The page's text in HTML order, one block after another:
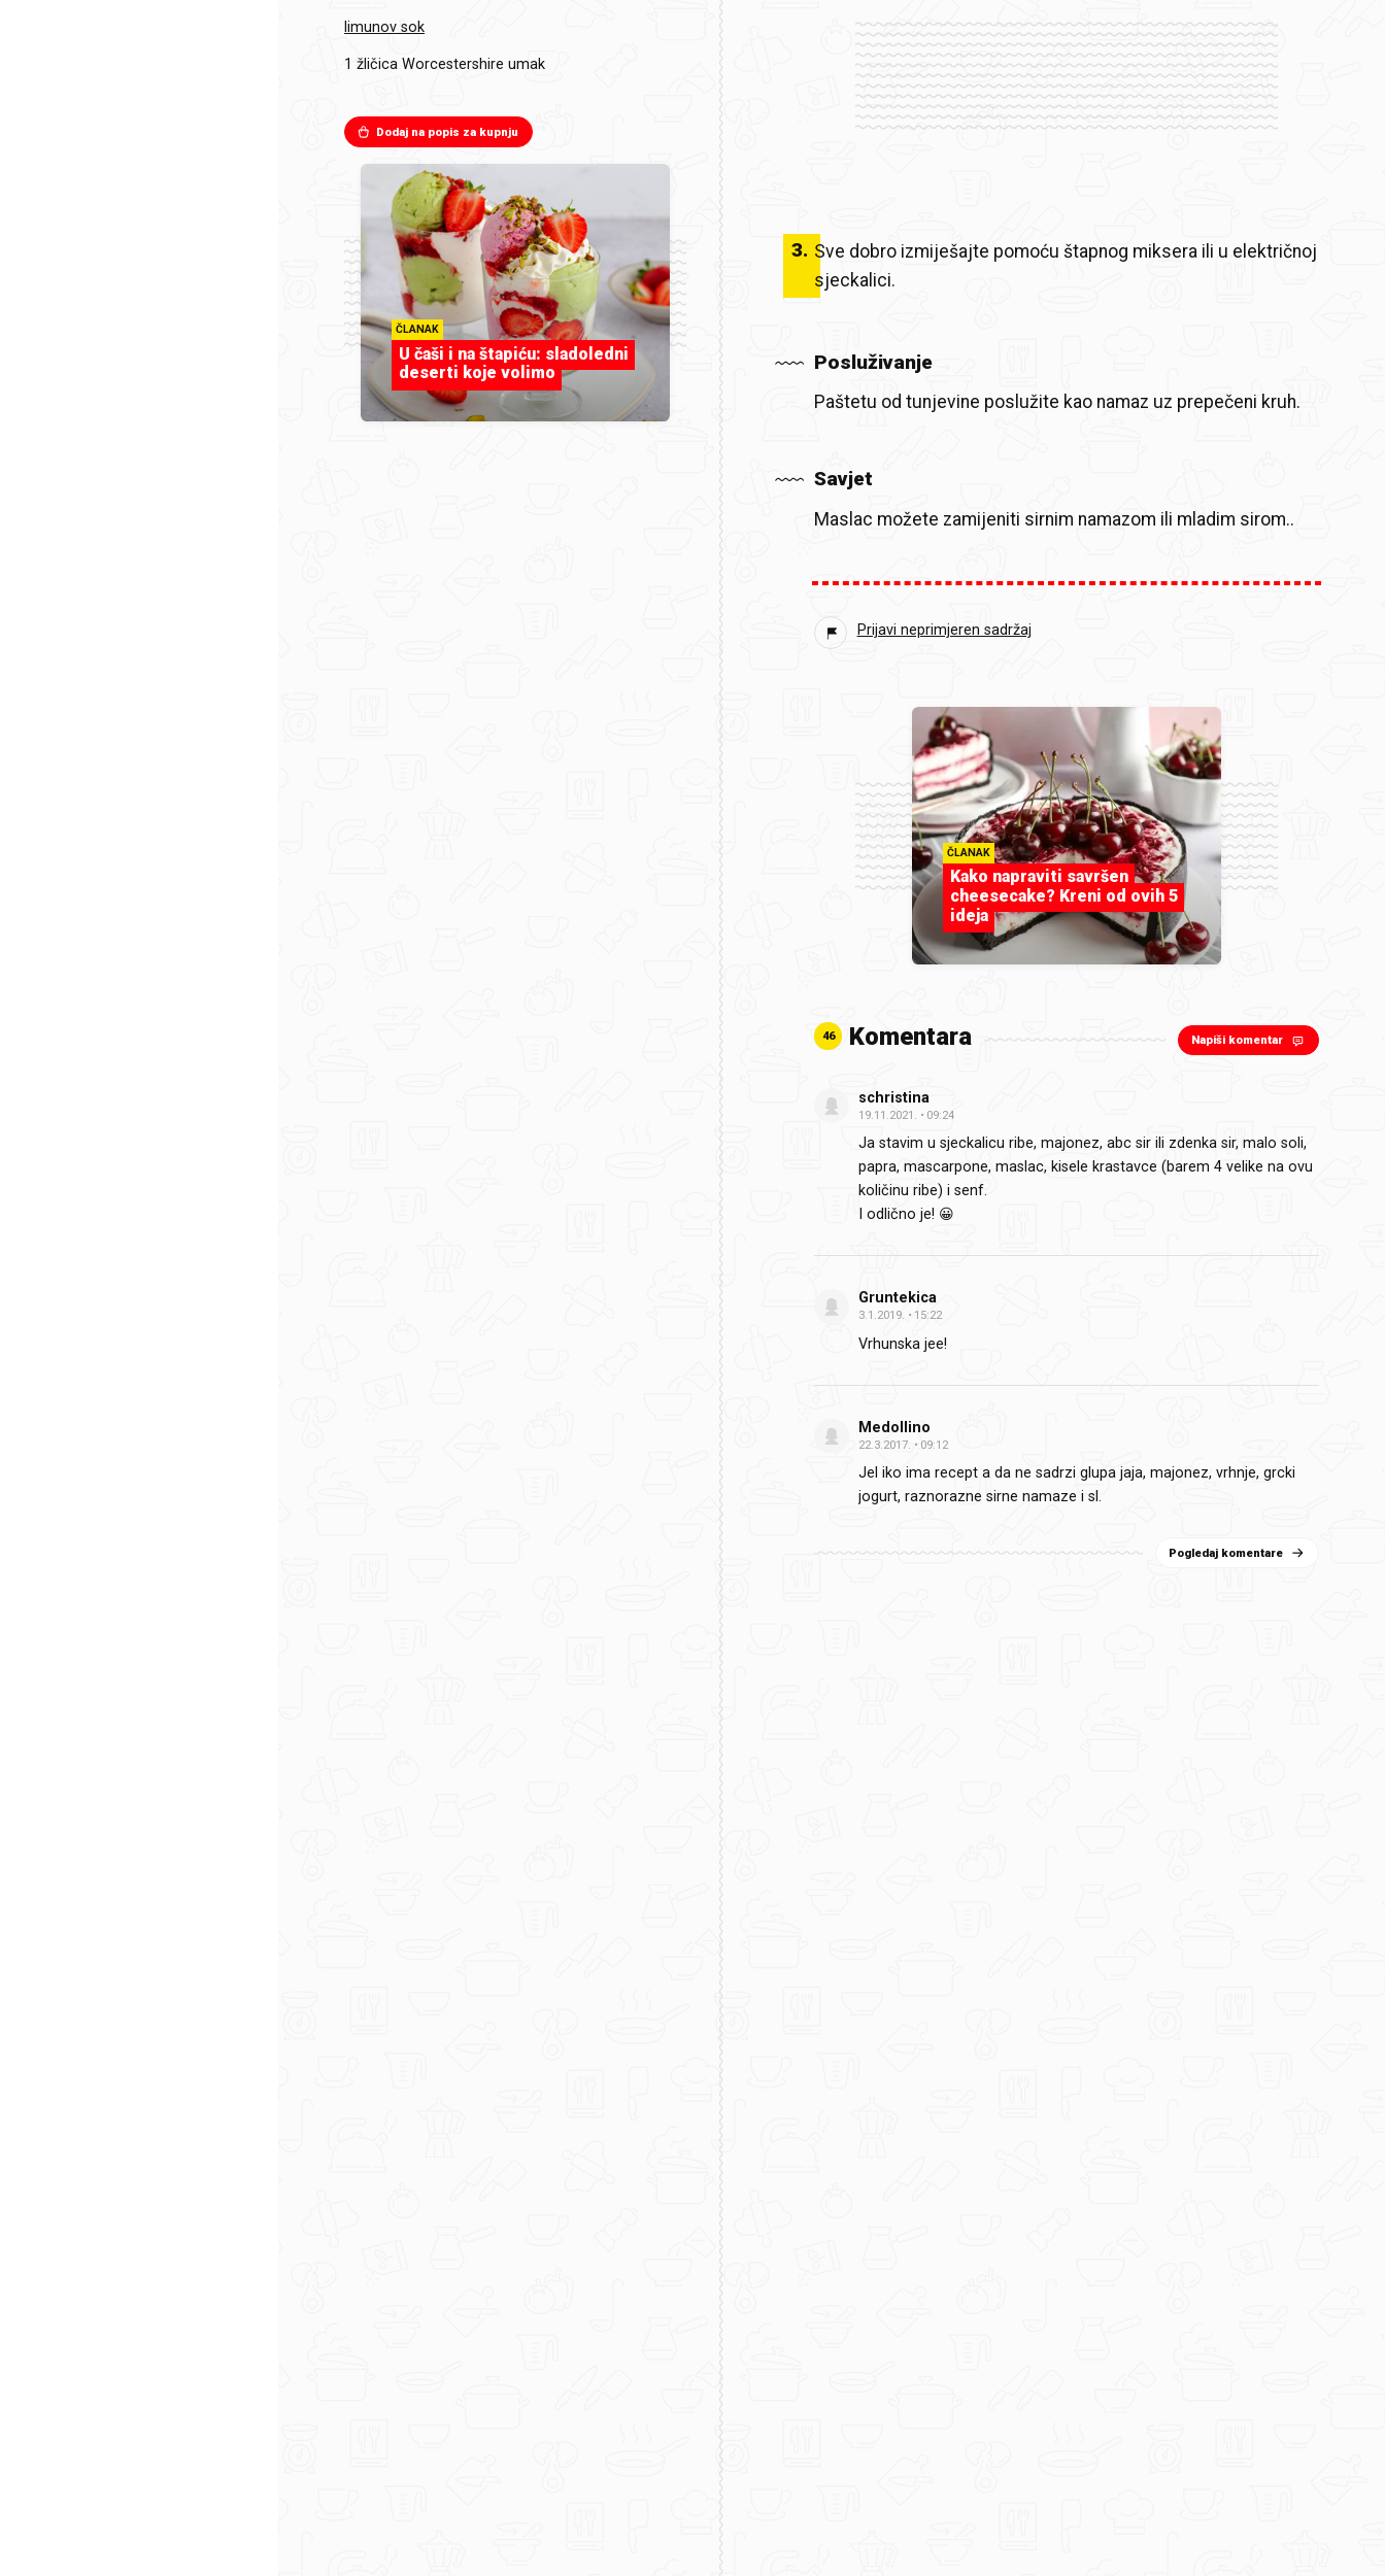
limunov sok
1 žličica Worcestershire umak
Dodaj na popis za kupnju
ČLANAK
U čaši i na štapiću: sladoledni
deserti koje volimo
3. Sve dobro izmiješajte pomoću štapnog miksera ili u električnoj
sjeckalici.
Posluživanje
Paštetu od tunjevine poslužite kao namaz uz prepečeni kruh.
Savjet
Maslac možete zamijeniti sirnim namazom ili mladim sirom..
Prijavi neprimjeren sadržaj
ČLANAK
Kako napraviti savršen
cheesecake? Kreni od ovih 5
ideja
46 Komentara Napiši komentar
schristina
19.11.2021. 09:24
Ja stavim u sjeckalicu ribe, majonez, abc sir ili zdenka sir, malo soli,
papra, mascarpone, maslac, kisele krastavce (barem 4 velike na ovu
količinu ribe) i senf.
I odlično je! 😀
Gruntekica
3.1.2019. 15:22
Vrhunska jee!
Medollino
22.3.2017. 09:12
Jel iko ima recept a da ne sadrzi glupa jaja, majonez, vrhnje, grcki
jogurt, raznorazne sirne namaze i sl.
Pogledaj komentare